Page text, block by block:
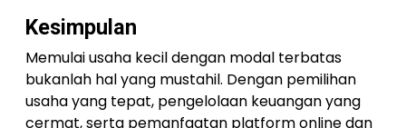
Kesimpulan
Memulai usaha kecil dengan modal terbatas
bukanlah hal yang mustahil. Dengan pemilihan
usaha yang tepat, pengelolaan keuangan yang
cermat, serta pemanfaatan platform online dan